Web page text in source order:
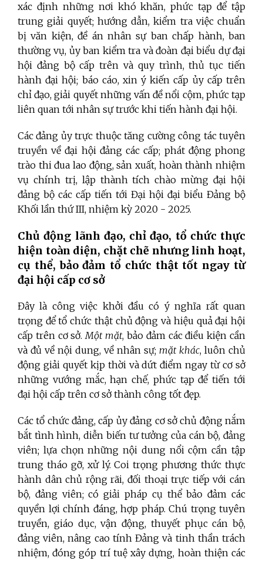
xác định những nơi khó khăn, phức tạp để tập
trung giải quyết; hướng dẫn, kiểm tra việc chuẩn
bị văn kiện, đề án nhân sự ban chấp hành, ban
thường vụ, ủy ban kiểm tra và đoàn đại biểu dự đại
hội đảng bộ cấp trên và quy trình, thủ tục tiến
hành đại hội; báo cáo, xin ý kiến cấp ủy cấp trên
chỉ đạo, giải quyết những vấn đề nổi cộm, phức tạp
liên quan tới nhân sự trước khi tiến hành đại hội.
Các đảng ủy trực thuộc tăng cường công tác tuyên
truyền về đại hội đảng các cấp; phát động phong
trào thi đua lao động, sản xuất, hoàn thành nhiệm
vụ chính trị, lập thành tích chào mừng đại hội
đảng bộ các cấp tiến tới Đại hội đại biểu Đảng bộ
Khối lần thứ III, nhiệm kỳ 2020 - 2025.
Chủ động lãnh đạo, chỉ đạo, tổ chức thực
hiện toàn diện, chặt chẽ nhưng linh hoạt,
cụ thể, bảo đảm tổ chức thật tốt ngay từ
đại hội cấp cơ sở
Đây là công việc khởi đầu có ý nghĩa rất quan
trọng để tổ chức thật chủ động và hiệu quả đại hội
cấp trên cơ sở.Một mặt, bảo đảm các điều kiện cần
và đủ về nội dung, về nhân sự; mặt khác, luôn chủ
động giải quyết kịp thời và dứt điểm ngay từ cơ sở
những vướng mắc, hạn chế, phức tạp để tiến tới
đại hội cấp trên cơ sở thành công tốt đẹp.
Các tổ chức đảng, cấp ủy đảng cơ sở chủ động nắm
bắt tình hình, diễn biến tư tưởng của cán bộ, đảng
viên; lựa chọn những nội dung nổi cộm cần tập
trung tháo gỡ, xử lý. Coi trọng phương thức thực
hành dân chủ rộng rãi, đối thoại trực tiếp với cán
bộ, đảng viên; có giải pháp cụ thể bảo đảm các
quyền lợi chính đáng, hợp pháp. Chú trọng tuyên
truyền, giáo dục, vận động, thuyết phục cán bộ,
đảng viên, nâng cao tính Đảng và tinh thần trách
nhiệm, đóng góp trí tuệ xây dựng, hoàn thiện các